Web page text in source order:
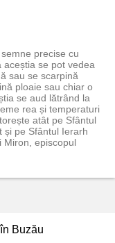
precise cu
aceștia se pot vedea
sau se scarpină
ploaie sau chiar o
se aud lătrând la
rea și temperaturi
atât pe Sfântul
și pe Sfântul Ierarh
Miron, episcopul
Buzău